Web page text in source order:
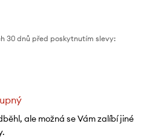
30 dnů před poskytnutím slevy:
ale možná se Vám zalíbí jiné